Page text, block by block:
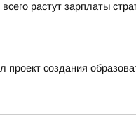
растут зарплаты
проект создания